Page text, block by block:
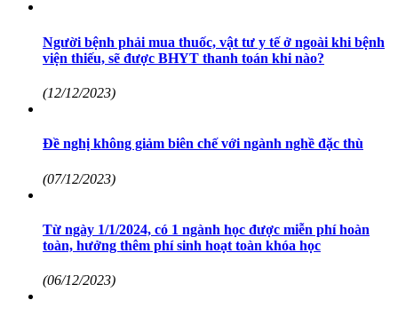
Người bệnh phải mua thuốc, vật tư y tế ở ngoài khi bệnh
viện thiếu, sẽ được BHYT thanh toán khi nào?
(12/12/2023)
Đề nghị không giảm biên chế với ngành nghề đặc thù
(07/12/2023)
Từ ngày 1/1/2024, có 1 ngành học được miễn phí hoàn
toàn, hưởng thêm phí sinh hoạt toàn khóa học
(06/12/2023)